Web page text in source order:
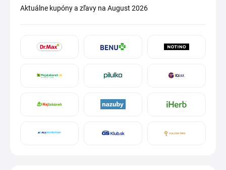
Aktuálne kupóny a zľavy na August 2026